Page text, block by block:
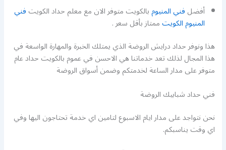
أفضلفني المنيومبالكويت متوفر الان مع معلم حداد الكويتفني
المنيوم الكويتممتاز بأقل سعر .
هذا ونوفر حداد درايش الروضة الذي يمتلك الخبرة والمهارة الواسعة في
هذا المجال لذلك تعد خدماتنا هي الاحسن في عموم بالكويت حداد عام
متوفر على مدار الساعة لخدمتكم وضمن أسواق الروضة
فني حداد شبابيك الروضة
نحن نتواجد على مدار ايام الاسبوع لتامين اي خدمة تحتاجون اليها وفي
اي وقت يناسبكم.